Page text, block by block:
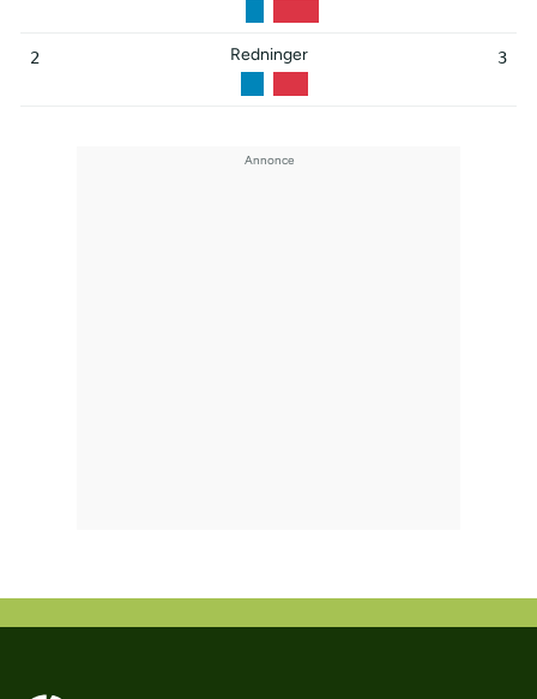
2 Redninger 3